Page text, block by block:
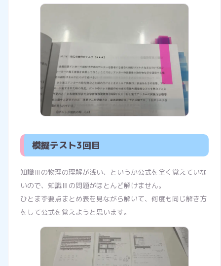
模擬テスト3回目
知識Ⅲの物理の理解が浅い、というか公式を全く覚えていな
いので、知識Ⅲの問題がほとんど解けません。
ひとまず要点まとめ表を見ながら解いて、何度も同じ解き方
をして公式を覚えようと思います。